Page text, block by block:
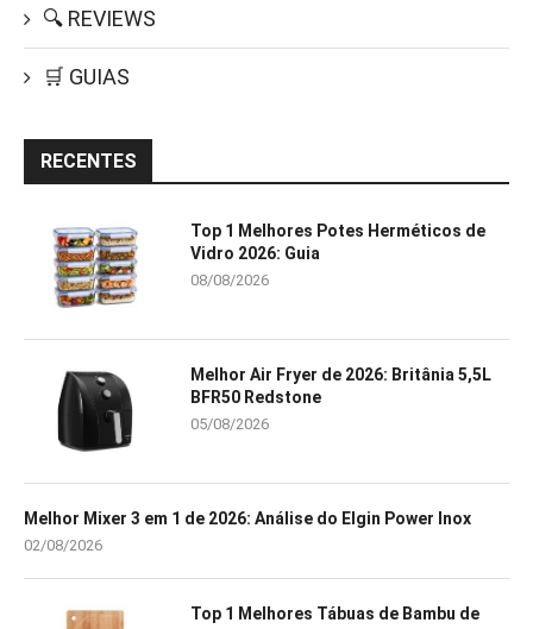
🔍 REVIEWS
🛒 GUIAS
RECENTES
Top 1 Melhores Potes Herméticos de
Vidro 2026: Guia
08/08/2026
Melhor Air Fryer de 2026: Britânia 5,5L
BFR50 Redstone
05/08/2026
Melhor Mixer 3 em 1 de 2026: Análise do Elgin Power Inox
02/08/2026
Top 1 Melhores Tábuas de Bambu de